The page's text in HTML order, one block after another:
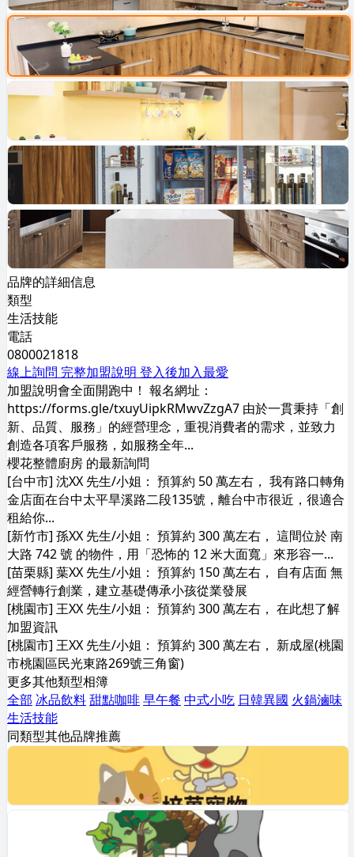
品牌的詳細信息
類型
生活技能
電話
0800021818
線上詢問 完整加盟說明 登入後加入最愛
加盟說明會全面開跑中！ 報名網址：
https://forms.gle/txuyUipkRMwvZzgA7 由於一貫秉持「創
新、品質、服務」的經營理念，重視消費者的需求，並致力
創造各項客戶服務，如服務全年...
櫻花整體廚房 的最新詢問
[台中市] 沈XX 先生/小姐： 預算約 50 萬左右， 我有路口轉角
金店面在台中太平旱溪路二段135號，離台中市很近，很適合
租給你...
[新竹市] 孫XX 先生/小姐： 預算約 300 萬左右， 這間位於 南
大路 742 號 的物件，用「恐怖的 12 米大面寬」來形容一...
[苗栗縣] 葉XX 先生/小姐： 預算約 150 萬左右， 自有店面 無
經營轉行創業，建立基礎傳承小孩從業發展
[桃園市] 王XX 先生/小姐： 預算約 300 萬左右， 在此想了解
加盟資訊
[桃園市] 王XX 先生/小姐： 預算約 300 萬左右， 新成屋(桃園
市桃園區民光東路269號三角窗)
更多其他類型相簿
全部 冰品飲料甜點咖啡早午餐 中式小吃 日韓異國 火鍋滷味
生活技能
同類型其他品牌推薦